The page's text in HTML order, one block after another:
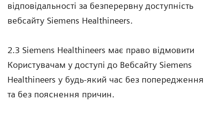
відповідальності за безперервну доступність
вебсайту Siemens Healthineers.
2.3 Siemens Healthineers має право відмовити
Користувачам у доступі до Вебсайту Siemens
Healthineers у будь-який час без попередження
та без пояснення причин.